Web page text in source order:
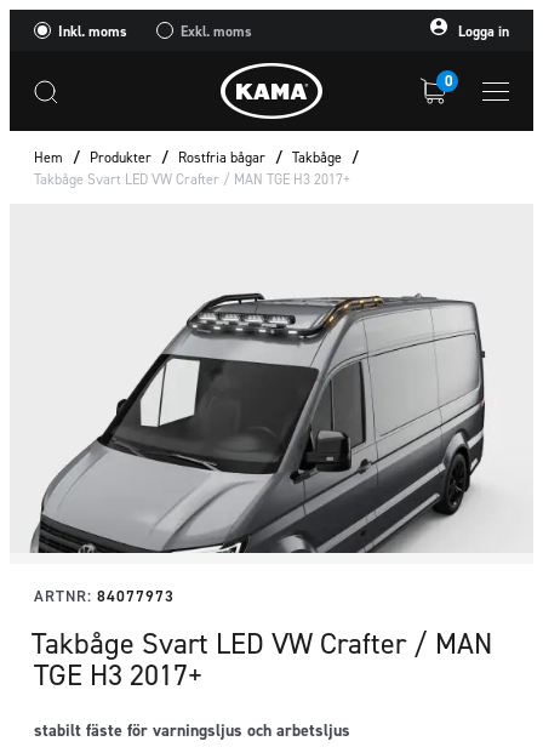
Inkl. moms Exkl. moms Logga in
0
Hem / Produkter / Rostfria bågar / Takbåge /
Takbåge Svart LED VW Crafter / MAN TGE H3 2017+
ARTNR: 84077973
Takbåge Svart LED VW Crafter / MAN
TGE H3 2017+
stabilt fäste för varningsljus och arbetsljus